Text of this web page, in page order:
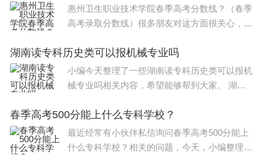
惠州卫生职业技术学院春季高考分数线？（春季
高考录取分数线）很多朋友对这方面很关心，整
惠州卫生职业技术学院春季高考分数多少～～这
个不好说明，每年的每所学校春季
湖南读专科历史类可以报机械专业吗
小编今天整理了一些湖南读专科历史类可以报机
械专业吗相关内容，希望能够帮到大家。 湖南
的。机械类专业是标准的理工科专业，如果想就
读机械设计制造及
春季高考500分能上什么专科学校？
最近经常有小伙伴私信询问春季高考500分能上
什么专科学校？相关的问题，今天，小编整理了